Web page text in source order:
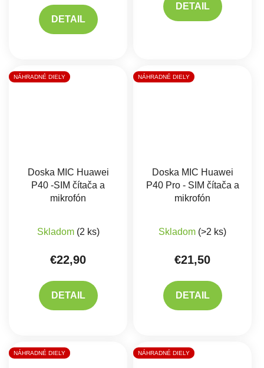
DETAIL
DETAIL
NÁHRADNÉ DIELY
Doska MIC Huawei
P40 -SIM čítača a
mikrofón
Skladom (2 ks)
€22,90
DETAIL
NÁHRADNÉ DIELY
Doska MIC Huawei
P40 Pro - SIM čítača a
mikrofón
Skladom (>2 ks)
€21,50
DETAIL
NÁHRADNÉ DIELY NÁHRADNÉ DIELY